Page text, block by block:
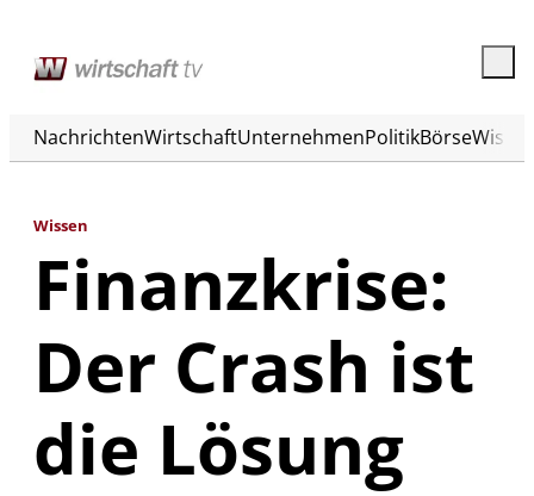
NachrichtenWirtschaftUnternehmenPolitikBörse
Wissen
Finanzkrise:
Der Crash ist
die Lösung